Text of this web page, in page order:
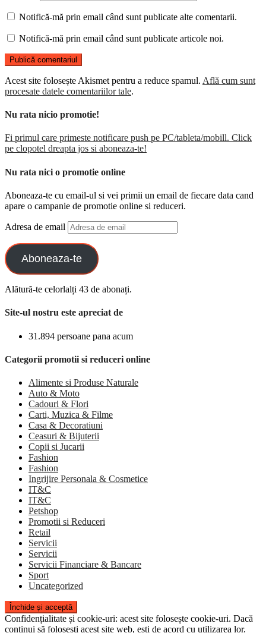
Notifică-mă prin email când sunt publicate alte comentarii.
Notifică-mă prin email când sunt publicate articole noi.
Acest site folosește Akismet pentru a reduce spamul. Află cum sunt
procesate datele comentariilor tale.
Nu rata nicio promotie!
Fi primul care primeste notificare push pe PC/tableta/mobill. Click
pe clopotel dreapta jos si aboneaza-te!
Nu rata nici o promotie online
Aboneaza-te cu email-ul si vei primii un email de fiecare data cand
apare o campanie de promotie online si reduceri.
Adresa de email
Aboneaza-te
Alătură-te celorlalți 43 de abonați.
Site-ul nostru este apreciat de
31.894 persoane pana acum
Categorii promotii si reduceri online
Alimente si Produse Naturale
Auto & Moto
Cadouri & Flori
Carti, Muzica & Filme
Casa & Decoratiuni
Ceasuri & Bijuterii
Copii si Jucarii
Fashion
Fashion
Ingrijire Personala & Cosmetice
IT&C
IT&C
Petshop
Promotii si Reduceri
Retail
Servicii
Servicii
Servicii Financiare & Bancare
Sport
Uncategorized
Confidențialitate și cookie-uri: acest site folosește cookie-uri. Dacă
continui să folosești acest site web, ești de acord cu utilizarea lor.